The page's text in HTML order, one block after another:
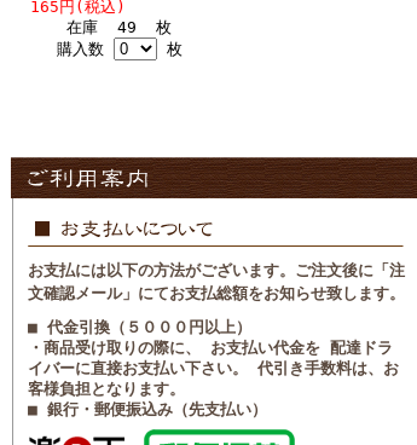
165円(税込)
在庫 49 枚
購入数
枚
お支払には以下の方法がございます。ご注文後に「注
文確認メール」にてお支払総額をお知らせ致します。
■ 代金引換（５０００円以上）
・商品受け取りの際に、 お支払い代金を 配達ドラ
イバーに直接お支払い下さい。 代引き手数料は、お
客様負担となります。
■ 銀行・郵便振込み（先支払い）